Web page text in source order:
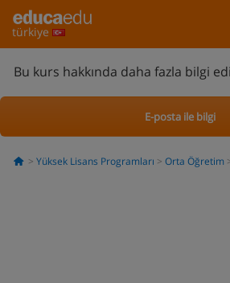
türkiye
Bu kurs hakkında daha fazla bilgi
E-posta ile bilgi
Yüksek Lisans Programları Orta Öğretim